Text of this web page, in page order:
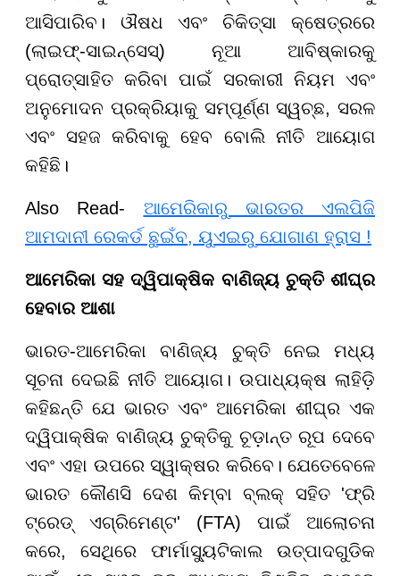
ଆସିପାରିବ। ଔଷଧ ଏବଂ ଚିକିତ୍ସା କ୍ଷେତ୍ରରେ
(ଲାଇଫ୍-ସାଇନ୍ସେସ୍) ନୂଆ ଆବିଷ୍କାରକୁ
ପ୍ରୋତ୍ସାହିତ କରିବା ପାଇଁ ସରକାରୀ ନିୟମ ଏବଂ
ଅନୁମୋଦନ ପ୍ରକ୍ରିୟାକୁ ସମ୍ପୂର୍ଣ୍ଣ ସ୍ୱଚ୍ଛ, ସରଳ
ଏବଂ ସହଜ କରିବାକୁ ହେବ ବୋଲି ନୀତି ଆୟୋଗ
କହିଛି।
Also Read- ଆମେରିକାରୁ ଭାରତର ଏଲପିଜି
ଆମଦାନୀ ରେକର୍ଡ ଛୁଇଁବ, ୟୁଏଇରୁ ଯୋଗାଣ ହ୍ରାସ !
ଆମେରିକା ସହ ଦ୍ୱିପାକ୍ଷିକ ବାଣିଜ୍ୟ ଚୁକ୍ତି ଶୀଘ୍ର
ହେବାର ଆଶା
ଭାରତ-ଆମେରିକା ବାଣିଜ୍ୟ ଚୁକ୍ତି ନେଇ ମଧ୍ୟ
ସୂଚନା ଦେଇଛି ନୀତି ଆୟୋଗ। ଉପାଧ୍ୟକ୍ଷ ଲାହିଡ଼ି
କହିଛନ୍ତି ଯେ ଭାରତ ଏବଂ ଆମେରିକା ଶୀଘ୍ର ଏକ
ଦ୍ୱିପାକ୍ଷିକ ବାଣିଜ୍ୟ ଚୁକ୍ତିକୁ ଚୂଡ଼ାନ୍ତ ରୂପ ଦେବେ
ଏବଂ ଏହା ଉପରେ ସ୍ୱାକ୍ଷର କରିବେ। ଯେତେବେଳେ
ଭାରତ କୌଣସି ଦେଶ କିମ୍ବା ବ୍ଲକ୍ ସହିତ 'ଫ୍ରି
ଟ୍ରେଡ୍ ଏଗ୍ରିମେଣ୍ଟ' (FTA) ପାଇଁ ଆଲୋଚନା
କରେ, ସେଥିରେ ଫାର୍ମାସ୍ୟୁଟିକାଲ ଉତ୍ପାଦଗୁଡିକ